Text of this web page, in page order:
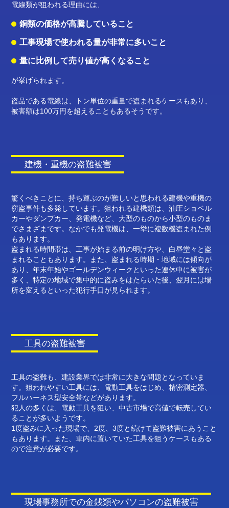
電線類が狙われる理由には、
銅類の価格が高騰していること
工事現場で使われる量が非常に多いこと
量に比例して売り値が高くなること
が挙げられます。
盗品である電線は、トン単位の重量で盗まれるケースもあり、
被害額は100万円を超えることもあるそうです。
建機・重機の盗難被害
驚くべきことに、持ち運ぶのが難しいと思われる建機や重機の
窃盗事件も多発しています。狙われる建機類は、油圧ショベル
カーやダンプカー、発電機など、大型のものから小型のものま
でさまざまです。なかでも発電機は、一挙に複数機盗まれた例
もあります。
盗まれる時間帯は、工事が始まる前の明け方や、白昼堂々と盗
まれることもあります。また、盗まれる時期・地域には傾向が
あり、年末年始やゴールデンウィークといった連休中に被害が
多く、特定の地域で集中的に盗みをはたらいた後、翌月には場
所を変えるといった犯行手口が見られます。
工具の盗難被害
工具の盗難も、建設業界では非常に大きな問題となっていま
す。狙われやすい工具には、電動工具をはじめ、精密測定器、
フルハーネス型安全帯などがあります。
犯人の多くは、電動工具を狙い、中古市場で高値で転売してい
ることが多いようです。
1度盗みに入った現場で、2度、3度と続けて盗難被害にあうこと
もあります。また、車内に置いていた工具を狙うケースもある
ので注意が必要です。
現場事務所での金銭類やパソコンの盗難被害